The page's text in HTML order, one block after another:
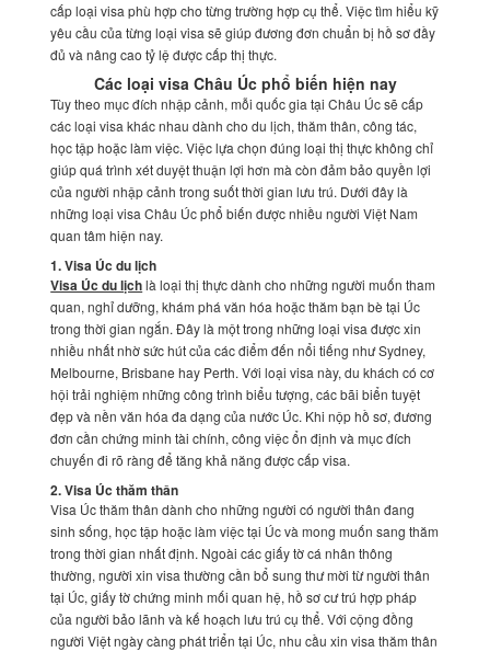
cấp loại visa phù hợp cho từng trường hợp cụ thể. Việc tìm hiểu kỹ
yêu cầu của từng loại visa sẽ giúp đương đơn chuẩn bị hồ sơ đầy
đủ và nâng cao tỷ lệ được cấp thị thực.
Các loại visa Châu Úc phổ biến hiện nay
Tùy theo mục đích nhập cảnh, mỗi quốc gia tại Châu Úc sẽ cấp
các loại visa khác nhau dành cho du lịch, thăm thân, công tác,
học tập hoặc làm việc. Việc lựa chọn đúng loại thị thực không chỉ
giúp quá trình xét duyệt thuận lợi hơn mà còn đảm bảo quyền lợi
của người nhập cảnh trong suốt thời gian lưu trú. Dưới đây là
những loại visa Châu Úc phổ biến được nhiều người Việt Nam
quan tâm hiện nay.
1. Visa Úc du lịch
Visa Úc du lịchlà loại thị thực dành cho những người muốn tham
quan, nghỉ dưỡng, khám phá văn hóa hoặc thăm bạn bè tại Úc
trong thời gian ngắn. Đây là một trong những loại visa được xin
nhiều nhất nhờ sức hút của các điểm đến nổi tiếng như Sydney,
Melbourne, Brisbane hay Perth. Với loại visa này, du khách có cơ
hội trải nghiệm những công trình biểu tượng, các bãi biển tuyệt
đẹp và nền văn hóa đa dạng của nước Úc. Khi nộp hồ sơ, đương
đơn cần chứng minh tài chính, công việc ổn định và mục đích
chuyến đi rõ ràng để tăng khả năng được cấp visa.
2. Visa Úc thăm thân
Visa Úc thăm thân dành cho những người có người thân đang
sinh sống, học tập hoặc làm việc tại Úc và mong muốn sang thăm
trong thời gian nhất định. Ngoài các giấy tờ cá nhân thông
thường, người xin visa thường cần bổ sung thư mời từ người thân
tại Úc, giấy tờ chứng minh mối quan hệ, hồ sơ cư trú hợp pháp
của người bảo lãnh và kế hoạch lưu trú cụ thể. Với cộng đồng
người Việt ngày càng phát triển tại Úc, nhu cầu xin visa thăm thân